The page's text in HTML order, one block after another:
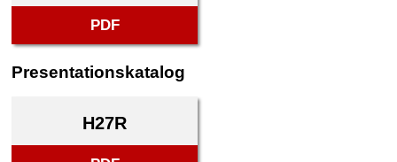
PDF
Presentationskatalog
H27R